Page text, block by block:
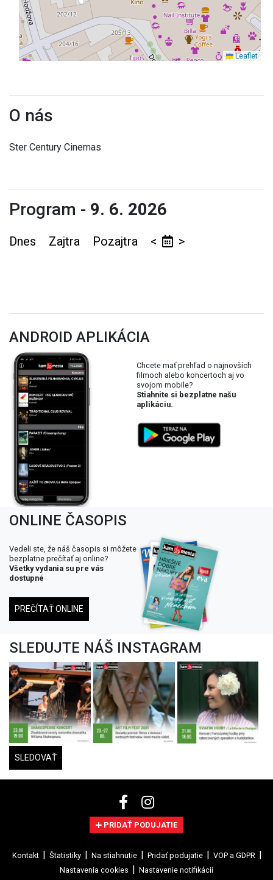
Leaflet
O nás
Ster Century Cinemas
Program - 9. 6. 2026
Dnes Zajtra Pozajtra < >
ANDROID APLIKÁCIA
Chcete mať prehľad o najnovších
filmoch alebo koncertoch aj vo
svojom mobile?
Stiahnite si bezplatne našu
aplikáciu.
ONLINE ČASOPIS
Vedeli ste, že náš časopis si môžete
bezplatne prečítať aj online?
Všetky vydania su pre vás
dostupné
PREČÍTAŤ ONLINE
SLEDUJTE NÁŠ INSTAGRAM
SLEDOVAŤ
PRIDAŤ PODUJATIE
Kontakt Štatistiky Na stiahnutie Pridať podujatie
VOP a GDPR
Nastavenia cookies
Nastavenie notifikácií